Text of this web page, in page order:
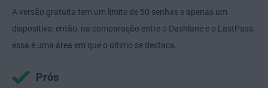
A versão gratuita tem um limite de 50 senhas e apenas um
dispositivo, então, na comparação entre o Dashlane e o LastPass,
essa é uma área em que o último se destaca.
Prós